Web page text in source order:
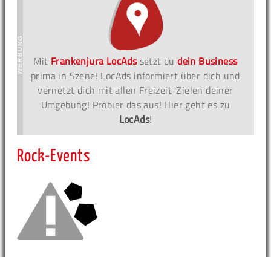
Mit Frankenjura LocAdssetzt dudein Business
prima in Szene! LocAds informiert über dich und
vernetzt dich mit allen Freizeit-Zielen deiner
Umgebung! Probier das aus! Hier geht es zu
LocAds!
Rock-Events